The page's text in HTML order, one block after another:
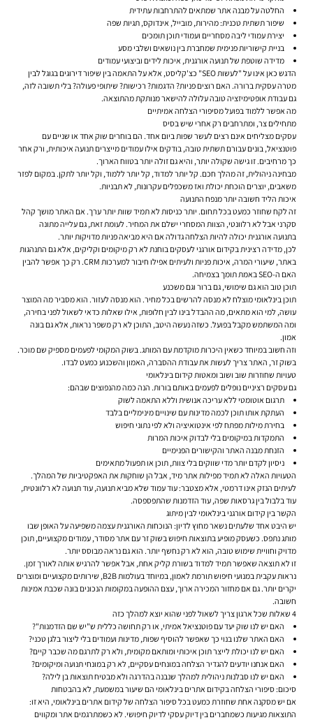
החלטה על מבנה אתר שמתאים להתרחבות עתידית
שיפור תשתית טכנית: מהירות, מובייל, אינדוקס, תגיות שפה
יצירת עמודי ליבה מסחריים ועמודי תוכן תומכים
בניית קישוריות פנימית שמחברת בין נושאים ושלבי מסע
מדידה שוטפת של תנועה אורגנית, איכות לידים וביצועי עמודים
הדגש כאן אינו על "לעשות SEO" כצ'קליסט, אלא על התאמה בין שיפור דירוגים בגוגל לבין
מטרה עסקית ברורה. האם רוצים פניות? הדגמות? רכישות? שיתופי פעולה? בלי תשובה לזה,
גם עבודת אופטימיזציה טובה עלולה להישאר מנותקת מהתוצאה.
מה אפשר ללמוד בפועל מסיפורי הצלחה אמיתיים
מתחילים צר, ומתרחבים רק אחרי שיש בסיס
עסקים מצליחים אינם רצים לעשר שפות ביום אחד. הם בוחרים שוק אחד או שניים עם
פוטנציאל, בונים עבורם תשתית טובה, בודקים אילו עמודים מייצרים תנועה איכותית, ורק אחר
כך מרחיבים. זו גישה שקולה יותר, והיא גם זולה יותר בטווח הארוך.
מבחינה ניהולית, זה מהלך חכם. קל יותר למדוד, קל יותר ללמוד, וקל יותר לתקן. במקום לפזר
משאבים, יוצרים הוכחת יכולת ואז משכפלים עקרונות, לא תבניות.
איכות הליד חשובה יותר מנפח התנועה
זה לקח שחוזר כמעט בכל תחום. יותר כניסות לא תמיד שוות יותר ערך. אם האתר מושך קהל
סקרני אבל לא רלוונטי, הצוות המסחרי ישלם את המחיר. לעומת זאת, גם עלייה מתונה
בתנועה אורגנית יכולה להיות הצלחה גדולה אם היא מביאה פניות מדויקות יותר.
לכן, מדידה רצינית בקידום אורגני לעסקים בוחנת לא רק מיקומים וקליקים, אלא גם התנהגות
באתר, שיעורי המרה, איכות פניות ולעיתים אפילו חיבור למערכות CRM. רק כך אפשר להבין
האם ה-SEO באמת תומך בצמיחה.
תוכן טוב הוא גם שימושי, גם ברור וגם משכנע
תוכן בינלאומי מוצלח לא מנסה להרשים בכל מחיר. הוא מנסה לעזור. הוא מסביר מה המוצר
עושה, למי הוא מתאים, מה ההבדל בינו לבין חלופות, אילו שאלות כדאי לשאול לפני בחירה,
ומה המשתמש מקבל בפועל. כשזה נעשה היטב, התוכן לא רק משפר נראות, אלא גם בונה
אמון.
וזה חשוב במיוחד כשאין היכרות מוקדמת עם המותג. בשוק המקומי לפעמים מספיק שם מוכר.
בשוק זר, האתר צריך לעשות את עבודת ההסברה, האמון והשכנוע כמעט לבדו.
טעויות שחוזרות שוב ושוב ומאטות קידום בינלאומי
גם עסקים רציניים נופלים לפעמים באותם בורות. הנה כמה מהנפוצים שבהם:
תרגום אוטומטי ללא עריכה אנושית וללא התאמה לשוק
העתקת אותו תוכן לכמה מדינות עם שינויים מינימליים בלבד
בחירת מילות מפתח לפי אינטואיציה ולא לפי נתוני חיפוש
התמקדות במיקומים בלי לבדוק איכות המרות
הזנחת מבנה האתר והקישורים הפנימיים
ניסיון לקדם יותר מדי שווקים בלי צוות, תוכן או תפעול מתאימים
הטעויות האלה לא תמיד מפילות אתר מיד, אבל הן שוחקות את האפקטיביות של המהלך.
לעיתים הנזק אינו דרמטי, אלא מצטבר: עוד עמוד שלא מביא תנועה, עוד תנועה לא רלוונטית,
עוד בלבול בין גרסאות שפה, עוד הזדמנות שהתפספסה.
הקשר בין קידום אורגני בינלאומי לבין מיתוג
יש היבט אחד שלעתים נשאר מחוץ לדיון: הנוכחות האורגנית עצמה משפיעה על האופן שבו
מותג נתפס. כשעסק מופיע בתוצאות חיפוש בשוק זר עם אתר מסודר, עמודים מקצועיים, תוכן
מדויק וחוויית שימוש טובה, הוא לא רק נחשף יותר. הוא גם נראה מבוסס יותר.
זו לא תוצאה שאפשר תמיד למדוד בשורת קליק אחת, אבל אפשר להרגיש אותה לאורך זמן.
נראות עקבית במנועי חיפוש תורמת לאמון, במיוחד בעולמות B2B, שירותים מקצועיים ומוצרים
יקרים יותר. גם אם מחזור המכירה ארוך, עצם ההופעה במקומות הנכונים בונה שכבת אמינות
חשובה.
4 שאלות שכל ארגון צריך לשאול לפני שהוא יוצא למהלך כזה
האם יש לנו שוק יעד עם פוטנציאל אמיתי, או רק תחושה כללית ש"יש שם הזדמנות"?
האם האתר שלנו בנוי כך שאפשר להוסיף שפות, מדינות ועמודים בלי ליצור בלגן טכני?
האם יש לנו יכולת לייצר תוכן איכותי ומותאם מקומית, ולא רק לתרגם מה שכבר קיים?
האם אנחנו יודעים להגדיר הצלחה במונחים עסקיים, לא רק במונחי תנועה ומיקומים?
האם יש לנו סבלנות ניהולית למהלך שנבנה בהדרגה ולא מבטיח תוצאות בן לילה?
סיכום: סיפורי הצלחה בקידום אתרים בינלאומי הם שיעור במשמעת, לא בהבטחות
אם יש מסקנה אחת שחוזרת כמעט בכל סיפור הצלחה של קידום אתרים בינלאומי, היא זו:
התוצאות מגיעות כשמחברים בין דיוק עסקי לדיוק חיפושי. לא כשמתרגמים אתר ומקווים